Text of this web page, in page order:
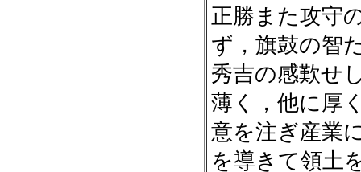
正勝また攻守
ず，旗鼓の智
秀吉の感歎せ
薄く，他に厚
意を注ぎ産業
を導きて領土